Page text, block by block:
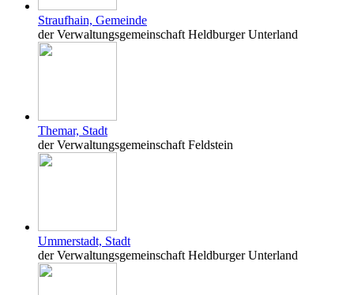
Straufhain, Gemeinde
der Verwaltungsgemeinschaft Heldburger Unterland
Themar, Stadt
der Verwaltungsgemeinschaft Feldstein
Ummerstadt, Stadt
der Verwaltungsgemeinschaft Heldburger Unterland